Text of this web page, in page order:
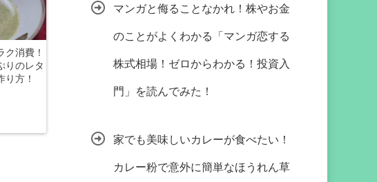
ク消費！
りのレタ
り方！
マンガと侮ることなかれ！株やお金
のことがよくわかる「マンガ恋する
株式相場！ゼロからわかる！投資入
門」を読んでみた！
家でも美味しいカレーが食べたい！
カレー粉で意外に簡単なほうれん草